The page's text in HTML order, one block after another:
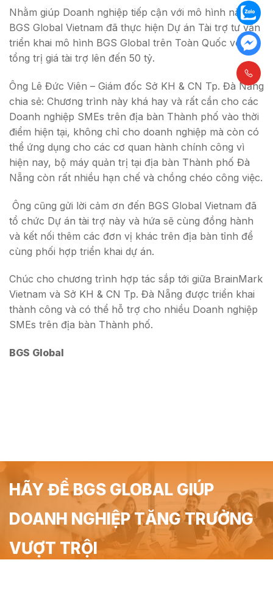
Nhằm giúp Doanh nghiệp tiếp cận với mô hình này,
BGS Global Vietnam đã thực hiện Dự án Tài trợ tư vấn
triển khai mô hình BGS Global trên Toàn Quốc với
tổng trị giá tài trợ lên đến 50 tỷ.
Ông Lê Đức Viên – Giám đốc Sở KH & CN Tp. Đà Nẵng
chia sẻ: Chương trình này khá hay và rất cần cho các
Doanh nghiệp SMEs trên địa bàn Thành phố vào thời
điểm hiện tại, không chỉ cho doanh nghiệp mà còn có
thể ứng dụng cho các cơ quan hành chính công vì
hiện nay, bộ máy quản trị tại địa bàn Thành phố Đà
Nẵng còn rất nhiều hạn chế và chồng chéo công việc.
Ông cũng gửi lời cảm ơn đến BGS Global Vietnam đã
tổ chức Dự án tài trợ này và hứa sẽ cùng đồng hành
và kết nối thêm các đơn vị khác trên địa bàn tỉnh để
cùng phối hợp triển khai dự án.
Chúc cho chương trình hợp tác sắp tới giữa BrainMark
Vietnam và Sở KH & CN Tp. Đà Nẵng được triển khai
thành công và có thể hỗ trợ cho nhiều Doanh nghiệp
SMEs trên địa bàn Thành phố.
BGS Global
HÃY ĐỂ BGS GLOBAL GIÚP
DOANH NGHIỆP TĂNG TRƯỞNG
VƯỢT TRỘI